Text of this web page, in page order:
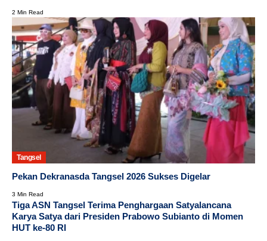
2 Min Read
Tangsel
Pekan Dekranasda Tangsel 2026 Sukses Digelar
3 Min Read
Tiga ASN Tangsel Terima Penghargaan Satyalancana
Karya Satya dari Presiden Prabowo Subianto di Momen
HUT ke-80 RI